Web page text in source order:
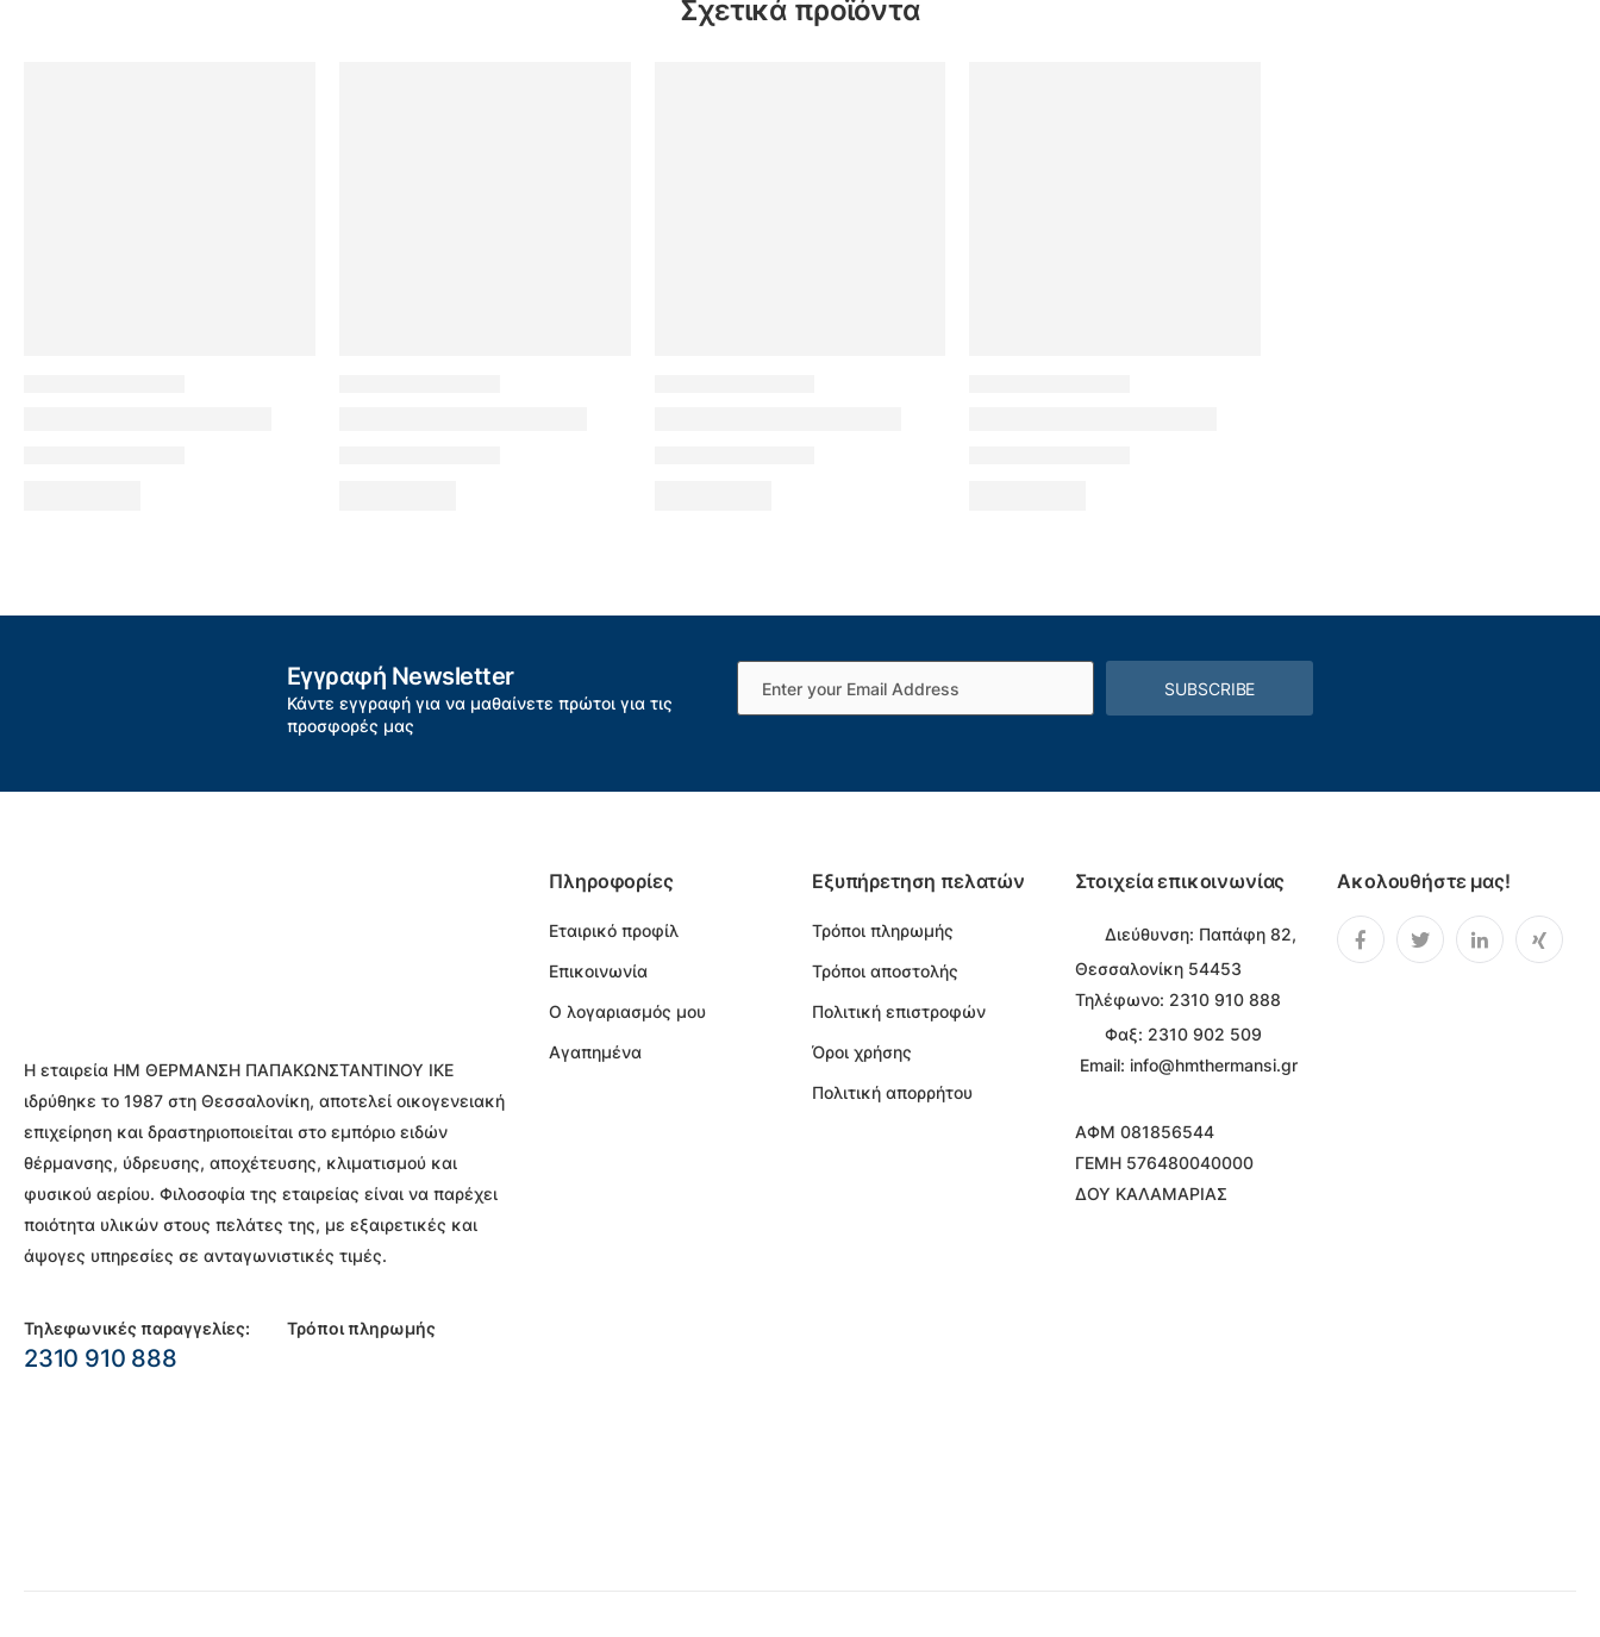
Σχετικά προϊόντα
Εγγραφή Newsletter
Κάντε εγγραφή για να μαθαίνετε πρώτοι για τις
προσφορές μας
SUBSCRIBE
Η εταιρεία ΗΜ ΘΕΡΜΑΝΣΗ ΠΑΠΑΚΩΝΣΤΑΝΤΙΝΟΥ ΙΚΕ
ιδρύθηκε το 1987 στη Θεσσαλονίκη, αποτελεί οικογενειακή
επιχείρηση και δραστηριοποιείται στο εμπόριο ειδών
θέρμανσης, ύδρευσης, αποχέτευσης, κλιματισμού και
φυσικού αερίου. Φιλοσοφία της εταιρείας είναι να παρέχει
ποιότητα υλικών στους πελάτες της, με εξαιρετικές και
άψογες υπηρεσίες σε ανταγωνιστικές τιμές.
Τηλεφωνικές παραγγελίες:
2310 910 888
Τρόποι πληρωμής
Πληροφορίες
Εταιρικό προφίλ
Επικοινωνία
Ο λογαριασμός μου
Αγαπημένα
Εξυπήρετηση πελατών
Τρόποι πληρωμής
Τρόποι αποστολής
Πολιτική επιστροφών
Όροι χρήσης
Πολιτική απορρήτου
Στοιχεία επικοινωνίας
Διεύθυνση: Παπάφη 82,
Θεσσαλονίκη 54453
Τηλέφωνο: 2310 910 888
Φαξ: 2310 902 509
Email: info@hmthermansi.gr
ΑΦΜ 081856544
ΓΕΜΗ 576480040000
ΔΟΥ ΚΑΛΑΜΑΡΙΑΣ
Ακολουθήστε μας!